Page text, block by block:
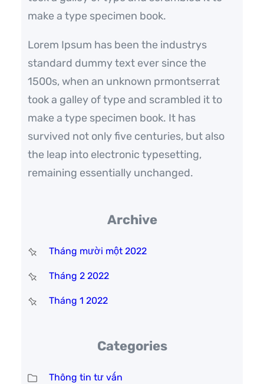
make a type specimen book.
Lorem Ipsum has been the industrys
standard dummy text ever since the
1500s, when an unknown prmontserrat
took a galley of type and scrambled it to
make a type specimen book. It has
survived not only five centuries, but also
the leap into electronic typesetting,
remaining essentially unchanged.
Archive
Tháng mười một 2022
Tháng 2 2022
Tháng 1 2022
Categories
Thông tin tư vấn